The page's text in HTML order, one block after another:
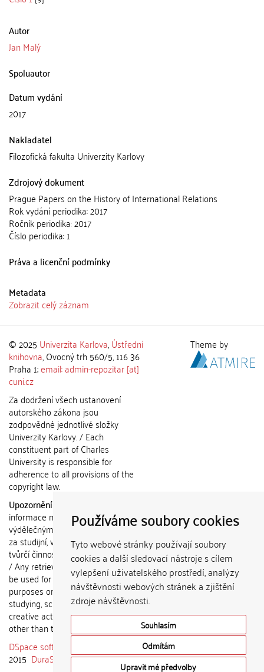
Používáme soubory cookies
Tyto webové stránky používají soubory
cookies a další sledovací nástroje s cílem
vylepšení uživatelského prostředí, analýzy
návštěvnosti webových stránek a zjištění
zdroje návštěvnosti.
Souhlasím
Odmítám
Upravit mé předvolby
Autor
Jan Malý
Spoluautor
Datum vydání
2017
Nakladatel
Filozofická fakulta Univerzity Karlovy
Zdrojový dokument
Prague Papers on the History of International Relations
Rok vydání periodika: 2017
Ročník periodika: 2017
Číslo periodika: 1
Práva a licenční podmínky
Metadata
Zobrazit celý záznam
© 2025 Univerzita Karlova,Ústřední
knihovna, Ovocný trh 560/5, 116 36
Praha 1;email: admin-repozitar [at]
cuni.cz
Za dodržení všech ustanovení
autorského zákona jsou
zodpovědné jednotlivé složky
Univerzity Karlovy. / Each
constituent part of Charles
University is responsible for
adherence to all provisions of the
copyright law.
Upozornění / Notice:
informace nemohou být použity k
výdělečným účelům nebo vydávány
za studijní, vědeckou nebo jinou
tvůrčí činnost jiné osoby než autora.
/ Any retrieved information shall not
be used for any commercial
purposes or claimed as results of
studying, scientific or any other
creative activities of any person
other than the author.
DSpace software
copyright © 2002-
2015 DuraSpace
Theme by